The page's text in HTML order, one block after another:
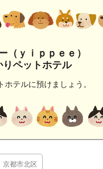
（ｙｉｐｐｅｅ）
ペットホテル
テルに預けましょう。
京都市北区